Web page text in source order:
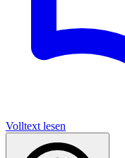
Volltext lesen